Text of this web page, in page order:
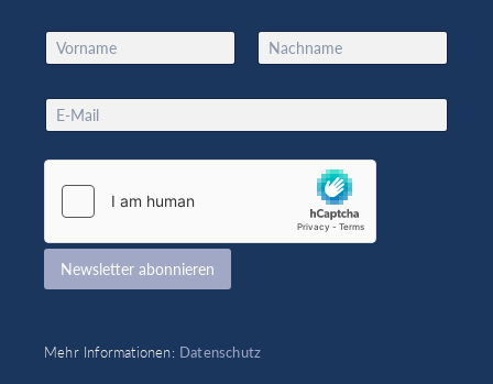
N
a
e
*
Vorname Nachname
N
m
e
m
e
E
m
i
Newsletter abonnieren
Mehr Informationen: Datenschutz